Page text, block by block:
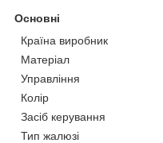
Основні
Країна виробник
Матеріал
Управління
Колір
Засіб керування
Тип жалюзі